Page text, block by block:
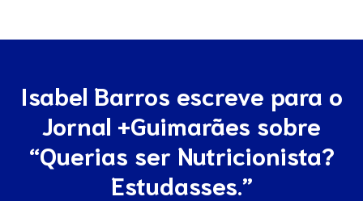
Isabel Barros escreve para o
Jornal +Guimarães sobre
“Querias ser Nutricionista?
Estudasses.”